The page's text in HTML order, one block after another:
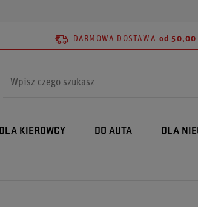
DARMOWA DOSTAWA od 50,00
DLA KIEROWCY DO AUTA DLA